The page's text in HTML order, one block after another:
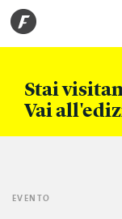
Stai
Vai
EVENTO